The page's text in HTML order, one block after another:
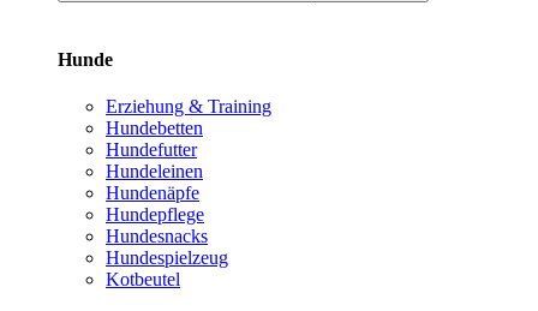
Hunde
Erziehung & Training
Hundebetten
Hundefutter
Hundeleinen
Hundenäpfe
Hundepflege
Hundesnacks
Hundespielzeug
Kotbeutel